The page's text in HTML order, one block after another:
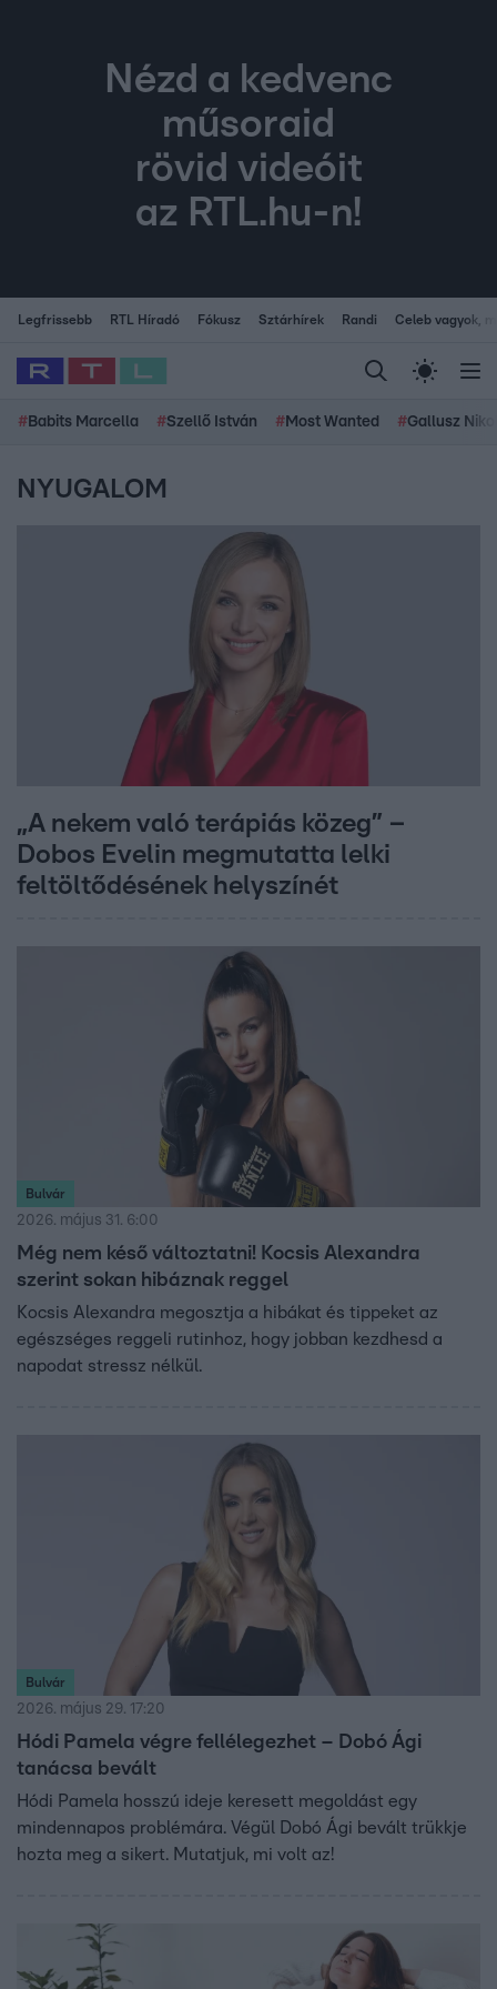
Nézd a kedvenc
műsoraid
rövid videóit
az RTL.hu-n!
Legfrissebb RTL Híradó Fókusz Sztárhírek Randi Celeb vagyok,
# Babits Marcella #Szellő István # Most Wanted #Gallusz
NYUGALOM
„A nekem való terápiás közeg” –
Dobos Evelin megmutatta lelki
feltöltődésének helyszínét
Bulvár
2026. május 31. 6:00
Még nem késő változtatni! Kocsis Alexandra
szerint sokan hibáznak reggel
Kocsis Alexandra megosztja a hibákat és tippeket az
egészséges reggeli rutinhoz, hogy jobban kezdhesd a
napodat stressz nélkül.
Bulvár
2026. május 29. 17:20
Hódi Pamela végre fellélegezhet – Dobó Ági
tanácsa bevált
Hódi Pamela hosszú ideje keresett megoldást egy
mindennapos problémára. Végül Dobó Ági bevált trükkje
hozta meg a sikert. Mutatjuk, mi volt az!